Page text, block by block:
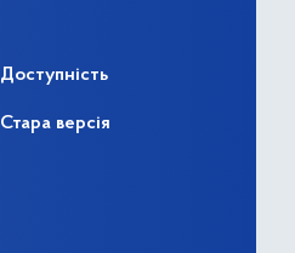
Доступність
Стара версія